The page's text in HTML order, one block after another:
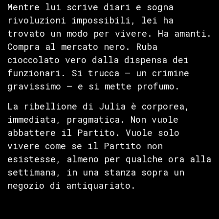
Mentre lui scrive diari e sogna
rivoluzioni impossibili, lei ha
trovato un modo per vivere. Ha amanti.
Compra al mercato nero. Ruba
cioccolato vero dalla dispensa dei
funzionari. Si trucca — un crimine
gravissimo — e si mette profumo.
La ribellione di Julia è corporea,
immediata, pragmatica. Non vuole
abbattere il Partito. Vuole solo
vivere come se il Partito non
esistesse, almeno per qualche ora alla
settimana, in una stanza sopra un
negozio di antiquariato.